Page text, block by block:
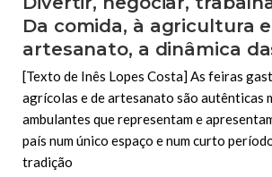
Da comida, à agricultura
artesanato, a dinâmica
[Texto de Inês Lopes Costa] As feiras
agrícolas e de artesanato são autênticas
ambulantes que representam e
país num único espaço e num curto
tradição